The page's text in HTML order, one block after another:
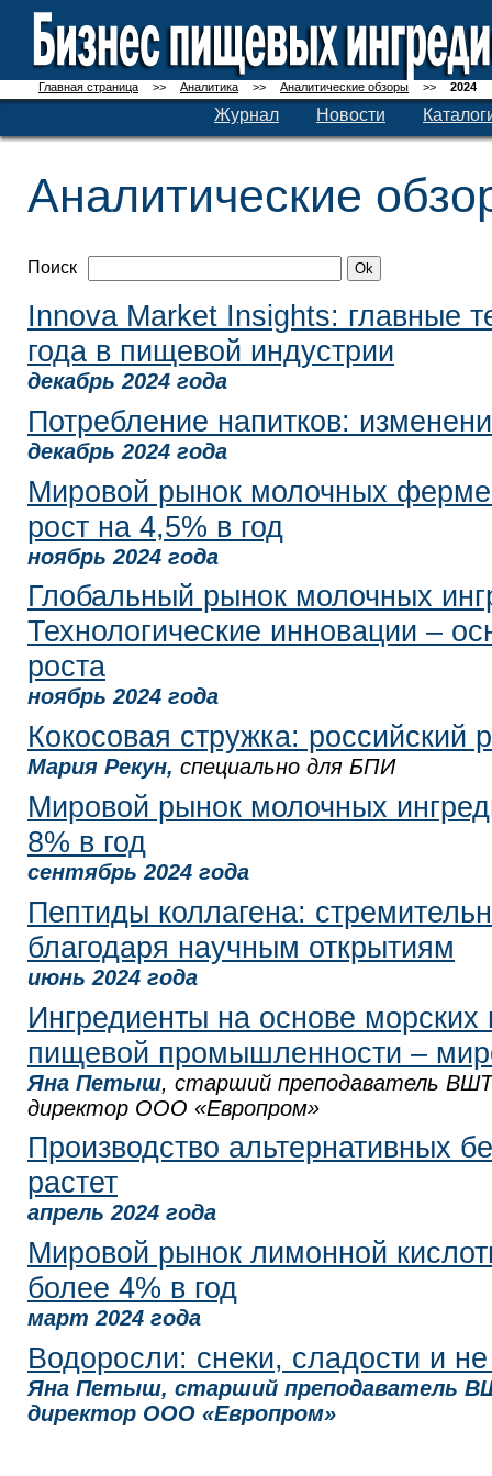
Главная страница >> Аналитика >> Аналитические обзоры >> 2024
Журнал Новости
Аналитические
Поиск
Innova Market Insights: главные
года в пищевой индустрии
декабрь 2024 года
Потребление напитков:
декабрь 2024 года
Мировой рынок молочных
рост на 4,5% в год
ноябрь 2024 года
Глобальный рынок молочных
Технологические инновации –
роста
ноябрь 2024 года
Кокосовая стружка: российский
Мария Рекун, специально для БПИ
Мировой рынок молочных
8% в год
сентябрь 2024 года
Пептиды коллагена:
благодаря научным открытиям
июнь 2024 года
Ингредиенты на основе морских
пищевой промышленности –
Яна Петыш, старший преподаватель
директор ООО «Европром»
Производство альтернативных
растет
апрель 2024 года
Мировой рынок лимонной
более 4% в год
март 2024 года
Водоросли: снеки, сладости и не
Яна Петыш, старший преподаватель
директор ООО «Европром»